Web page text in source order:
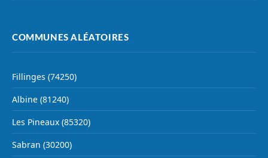
COMMUNES ALÉATOIRES
Fillinges (74250)
Albine (81240)
Les Pineaux (85320)
Sabran (30200)